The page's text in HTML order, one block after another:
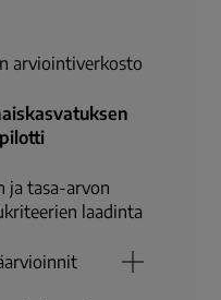
arviointiverkosto
ja tasa-arvon
laadinta